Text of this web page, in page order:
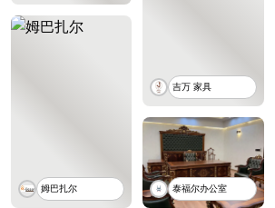
吉万 家具
姆巴扎尔 泰福尔办公室